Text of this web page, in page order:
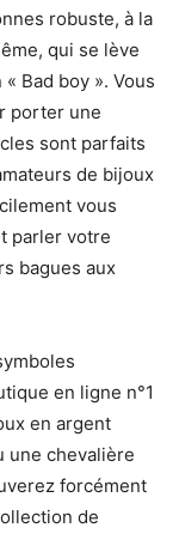
robuste, à la
qui se lève
Bad boy ». Vous
porter une
sont parfaits
de bijoux
vous
parler votre
bagues aux
en ligne n°1
en argent
une chevalière
forcément
de